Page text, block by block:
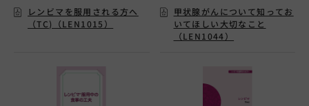
レンビマを服用される方へ
（TC)（LEN1015）
甲状腺がんについて知ってお
いてほしい大切なこと
（LEN1044）